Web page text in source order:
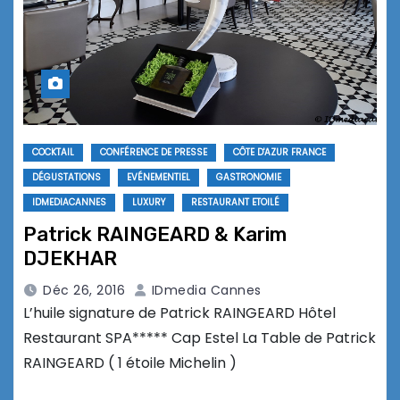
COCKTAIL CONFÉRENCE DE PRESSE
CÔTE D'AZUR FRANCE
DÉGUSTATIONS
EVÉNEMENTIEL
GASTRONOMIE
IDMEDIACANNES
LUXURY RESTAURANT ETOILÉ
Patrick RAINGEARD & Karim
DJEKHAR
Déc 26, 2016 IDmedia Cannes
L’huile signature de Patrick RAINGEARD Hôtel
Restaurant SPA***** Cap Estel La Table de Patrick
RAINGEARD ( 1 étoile Michelin )